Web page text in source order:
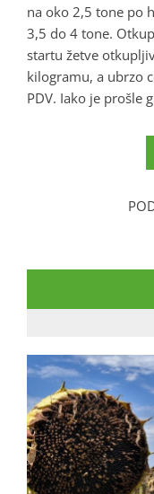
na oko 2,5 tone po
3,5 do 4 tone.
startu žetve
kilogramu, a ubrzo
PDV. Iako je prošle